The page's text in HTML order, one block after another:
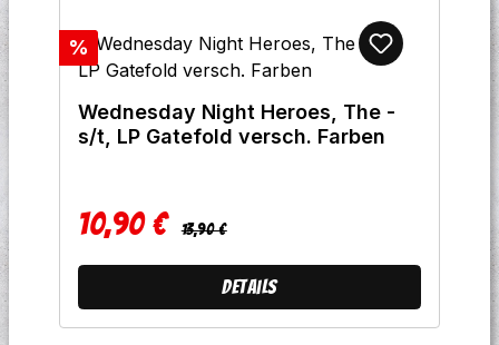
Rabatt
%
Wednesday Night Heroes, The -
s/t, LP Gatefold versch. Farben
Verkaufspreis:
10,90 € Regulärer Preis:
13,90 €
Details